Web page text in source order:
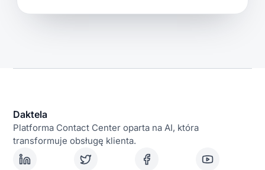
Daktela
Platforma Contact Center oparta na AI, która
transformuje obsługę klienta.